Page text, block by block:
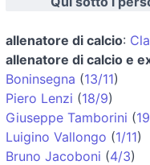
allenatore di calcio:
allenatore di calcio e
Boninsegna (13/11)
Piero Lenzi (18/9)
Giuseppe Tamborini (
Luigino Vallongo (1/11)
Bruno Jacoboni (4/3)